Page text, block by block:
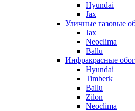
Hyundai
Jax
Уличные газовые
Jax
Neoclima
Ballu
Инфракрасные
Hyundai
Timberk
Ballu
Zilon
Neoclima